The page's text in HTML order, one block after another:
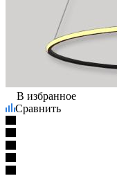
В избранное
Сравнить